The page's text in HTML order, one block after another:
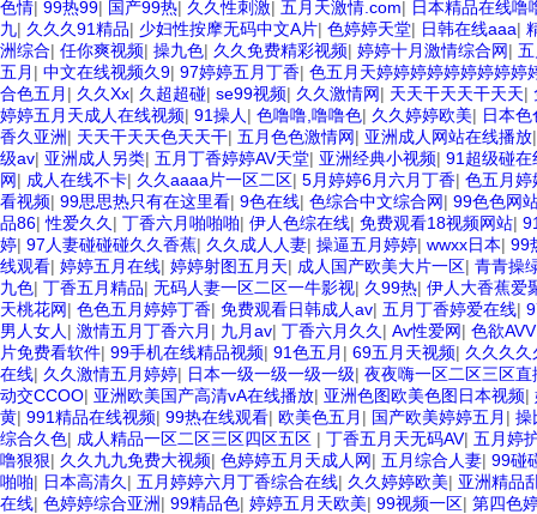
色情| 99热99| 国产99热| 久久性刺激| 五月天激情.com| 日本精品在线噜
九| 久久久91精品| 少妇性按摩无码中文A片| 色婷婷天堂| 日韩在线aaa|
洲综合| 任你爽视频| 操九色| 久久免费精彩视频| 婷婷十月激情综合网|
五月 | 中文在线视频久9| 97婷婷五月丁香| 色五月天婷婷婷婷婷婷婷婷
合色五月 | 久久Xx| 久超超碰| se99视频| 久久激情网| 天天干天天干天天|
婷婷五月天成人在线视频| 91操人 | 色噜噜,噜噜色| 久久婷婷欧美| 日本色
香久亚洲| 天天干天天色天天干| 五月色色激情网| 亚洲成人网站在线播放
级av| 亚洲成人另类| 五月丁香婷婷AV天堂| 亚洲经典小视频| 91超级碰在
网| 成人在线不卡| 久久aaaa片一区二区| 5月婷婷6月六月丁香| 色五月婷
看视频| 99思思热只有在这里看| 9色在线| 色综合中文综合网| 99色色网
品86|性爱久久 | 丁香六月啪啪啪| 伊人色综在线| 免费观看18视频网站|
婷| 97人妻碰碰碰久久香蕉| 久久成人人妻| 操逼五月婷婷| wwxx日本| 99
线观看| 婷婷五月在线| 婷婷射图五月天| 成人国产欧美大片一区| 青青操
九色| 丁香五月精品| 无码人妻一区二区一牛影视| 久99热| 伊人大香蕉爱
天桃花网| 色色五月婷婷丁香| 免费观看日韩成人av| 五月丁香婷爱在线|
男人女人 | 激情五月丁香六月 | 九月av| 丁香六月久久 | Av性爱网| 色欲AVV
片免费看软件| 99手机在线精品视频| 91色五月 | 69五月天视频| 久久久
在线| 久久激情五月婷婷| 日本一级一级一级一级| 夜夜嗨一区二区三区
动交CCOO| 亚洲欧美国产高清vA在线播放| 亚洲色图欧美色图日本视频|
黄| 991精品在线视频| 99热在线观看| 欧美色五月 | 国产欧美婷婷五月 | 操
综合久色| 成人精品一区二区三区四区五区 | 丁香五月天无码AV| 五月婷
噜狠狠| 久久九九免费大视频| 色婷婷五月天成人网| 五月综合人妻| 99碰
啪啪| 日本高清久 | 五月婷婷六月丁香综合在线| 久久婷婷欧美| 亚洲精品
在线| 色婷婷综合亚洲| 99精品色| 婷婷五月天欧美| 99视频一区| 第四色